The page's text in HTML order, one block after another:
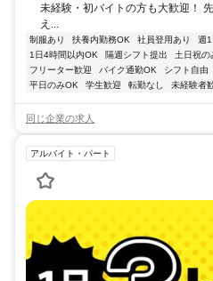
未経験・初バイトの方も大歓迎！
え...
制服あり 扶養内勤務OK 社員登用あり 週
1日4時間以内OK
隔週シフト提出 土日祝の
フリーター歓迎
バイク通勤OK シフト自由
平日のみOK
学生歓迎 転勤なし 未経験者
同じ企業の求人
アルバイト・パート